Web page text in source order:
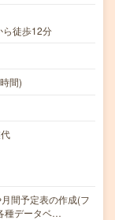
ら徒歩12分
間)
間予定表の作成(フ
種データベ…